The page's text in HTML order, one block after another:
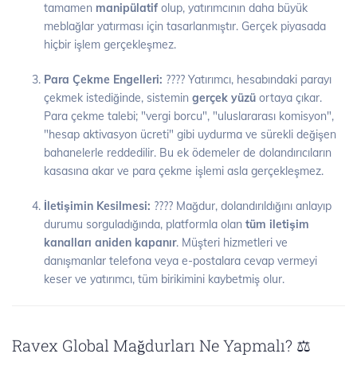
tamamen manipülatif olup, yatırımcının daha büyük
meblağlar yatırması için tasarlanmıştır. Gerçek piyasada
hiçbir işlem gerçekleşmez.
Para Çekme Engelleri: ???? Yatırımcı, hesabındaki parayı
çekmek istediğinde, sistemin gerçek yüzü ortaya çıkar.
Para çekme talebi; "vergi borcu", "uluslararası komisyon",
"hesap aktivasyon ücreti" gibi uydurma ve sürekli değişen
bahanelerle reddedilir. Bu ek ödemeler de dolandırıcıların
kasasına akar ve para çekme işlemi asla gerçekleşmez.
İletişimin Kesilmesi: ???? Mağdur, dolandırıldığını anlayıp
durumu sorguladığında, platformla olan tüm iletişim
kanalları aniden kapanır. Müşteri hizmetleri ve
danışmanlar telefona veya e-postalara cevap vermeyi
keser ve yatırımcı, tüm birikimini kaybetmiş olur.
Ravex Global Mağdurları Ne Yapmalı? ⚖️